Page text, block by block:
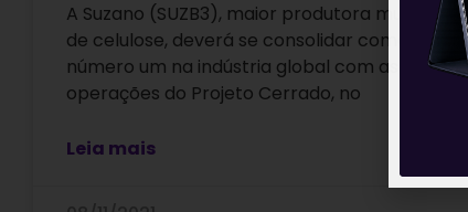
A Suzano (SUZB3), maior produtora mundial
de celulose, deverá se consolidar como a
número um na indústria global com as
operações do Projeto Cerrado, no
Leia mais